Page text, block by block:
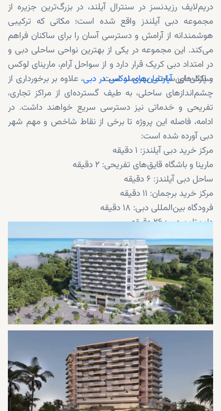
دریم‌لایف رزیدنسز در سنترال آیلند، در بزرگ‌ترین جزیره از
مجموعه دبی آیلندز واقع شده است؛ مکانی که ترکیبی
هوشمندانه از آرامش و دسترسی آسان را برای ساکنان فراهم
می‌کند. این مجموعه در یکی از بهترین نواحی ساحلی دبی و
در امتداد دبی کریک قرار دارد و از سواحل آرام، مارینای لوکس
و پارک‌های ساحلی بهره‌مند است.
ساکنان اینآپارتمان‌های لوکس در دبی، علاوه بر برخورداری از
چشم‌اندازهای ساحلی، به طیف گسترده‌ای از مراکز تجاری،
تفریحی و خدماتی نیز دسترسی سریع خواهند داشت. در
ادامه، فاصله این پروژه تا برخی از نقاط شاخص و مهم شهر
دبی آورده شده است:
مرکز خرید دبی آیلندز: ۱ دقیقه
مارینا و باشگاه قایق‌های تفریحی: ۲ دقیقه
ساحل دبی آیلندز: ۶ دقیقه
مرکز خرید برجمان: ۱۱ دقیقه
فرودگاه بین‌المللی دبی: ۱۸ دقیقه
داون‌تاون دبی: ۲۶ دقیقه